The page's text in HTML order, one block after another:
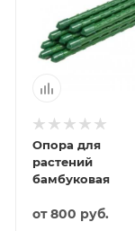
Опора для
растений
бамбуковая
от800 руб.